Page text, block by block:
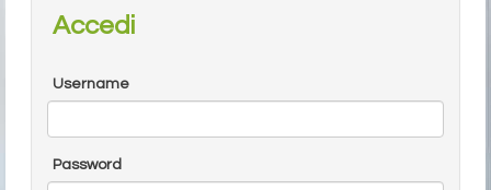
Accedi
Username
Password